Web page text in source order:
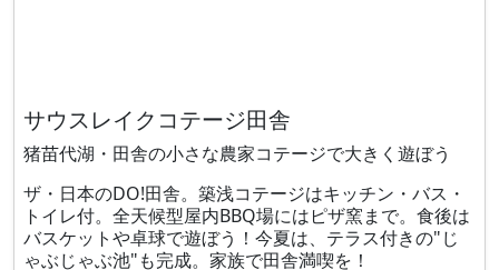
サウスレイクコテージ田舎
猪苗代湖・田舎の小さな農家コテージで大きく遊ぼう
ザ・日本のDO!田舎。築浅コテージはキッチン・バス・
トイレ付。全天候型屋内BBQ場にはピザ窯まで。食後は
バスケットや卓球で遊ぼう！今夏は、テラス付きの"じ
ゃぶじゃぶ池"も完成。家族で田舎満喫を！